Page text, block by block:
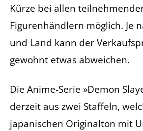
Kürze bei allen
Figurenhändlern möglich. Je
und Land kann der
gewohnt etwas abweichen.
Die Anime-Serie »Demon
derzeit aus zwei Staffeln,
japanischen Originalton mit